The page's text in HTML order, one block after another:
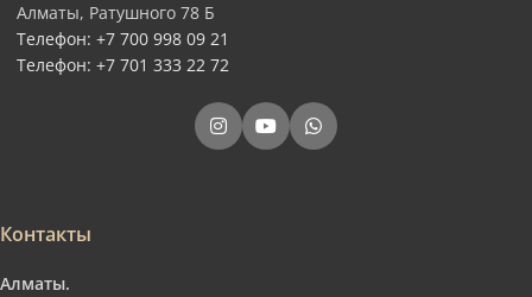
Алматы, Ратушного 78 Б
Телефон: +7 700 998 09 21
Телефон: +7 701 333 22 72
Контакты
Алматы.